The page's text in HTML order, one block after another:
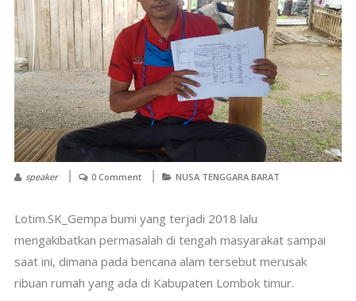
speaker 0 Comment NUSA TENGGARA BARAT
Lotim.SK_Gempa bumi yang terjadi 2018 lalu
mengakibatkan permasalah di tengah masyarakat sampai
saat ini, dimana pada bencana alam tersebut merusak
ribuan rumah yang ada di Kabupaten Lombok timur.